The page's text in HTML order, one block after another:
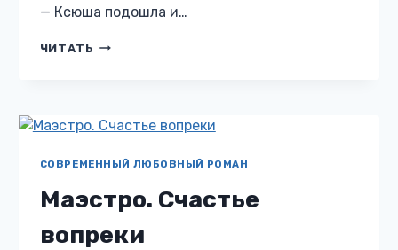
— Ксюша подошла и…
ЧИТАТЬ РАЗВОД.
СОВРЕМЕННЫЙ ЛЮБОВНЫЙ РОМАН
Маэстро. Счастье
вопреки